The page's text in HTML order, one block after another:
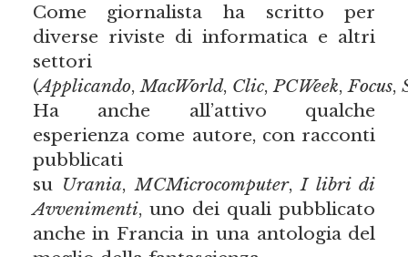
Come giornalista ha scritto per
diverse riviste di informatica e altri
settori
(Applicando,MacWorld, Clic,PCWeek,Focus,
Ha anche all’attivo qualche
esperienza come autore, con racconti
pubblicati
su Urania,MCMicrocomputer,I libri di
Avvenimenti, uno dei quali pubblicato
anche in Francia in una antologia del